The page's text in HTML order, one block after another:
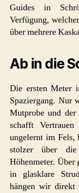
Guides in
Verfügung,
über mehrere
Ab in die
Die ersten Meter
Spaziergang. Nur
Mutprobe und der
schafft
ungelernt im Fels,
stolzer über die
Höhenmeter. Über
in glasklare
hängen wir direkt